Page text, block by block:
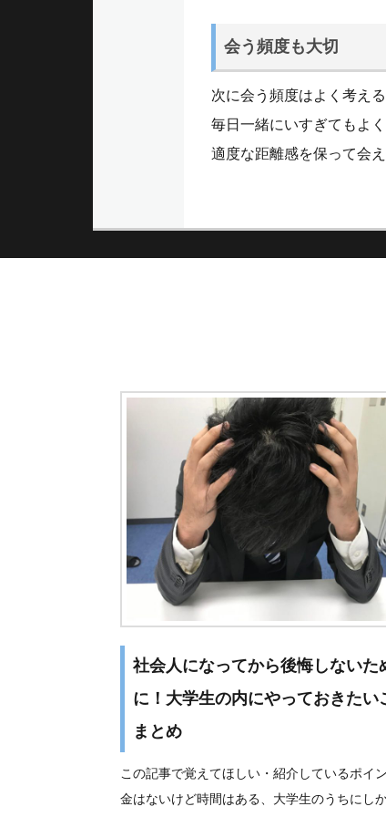
会う頻度も大切
次に会う頻度はよく考える
毎日一緒にいすぎてもよ
適度な距離感を保って会
社会人になってから後悔しないた
に！大学生の内にやっておきたい
まとめ
この記事で覚えてほしい・紹介しているポイ
金はないけど時間はある、大学生のうちにし